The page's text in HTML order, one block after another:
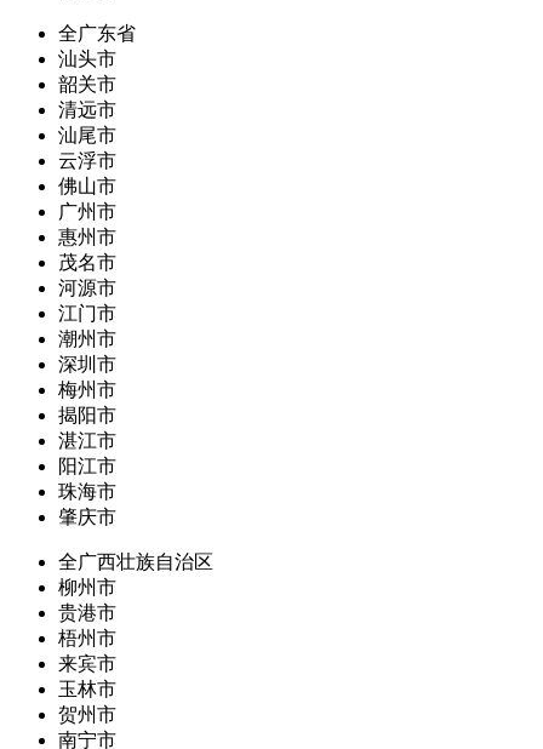
全广东省
汕头市
韶关市
清远市
汕尾市
云浮市
佛山市
广州市
惠州市
茂名市
河源市
江门市
潮州市
深圳市
梅州市
揭阳市
湛江市
阳江市
珠海市
肇庆市
全广西壮族自治区
柳州市
贵港市
梧州市
来宾市
玉林市
贺州市
南宁市